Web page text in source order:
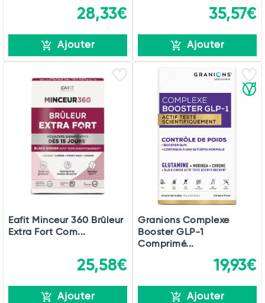
28,33€
Ajouter
35,57€
Ajouter
Eafit Minceur 360 Brûleur
Extra Fort Com...
25,58€
Ajouter
Granions Complexe
Booster GLP-1
Comprimé...
19,93€
Ajouter